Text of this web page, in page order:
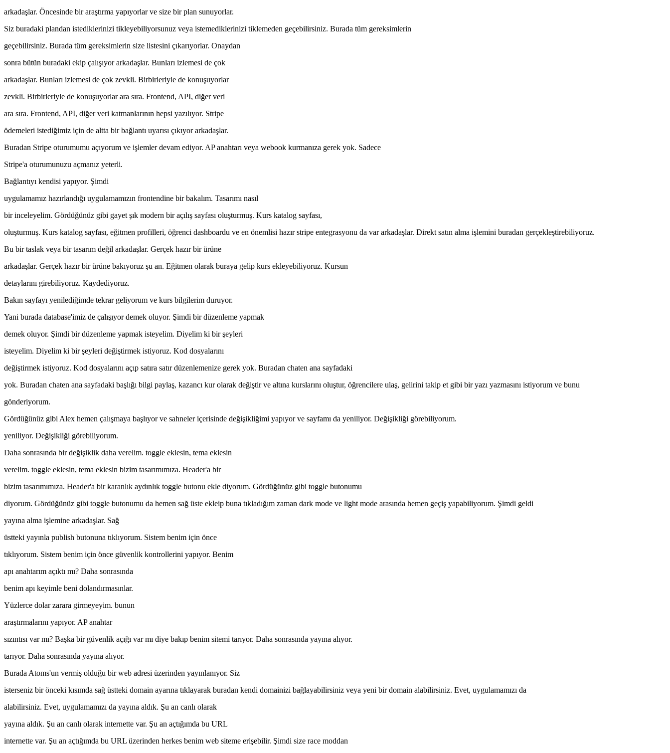
arkadaşlar. Öncesinde bir araştırma yapıyorlar ve size bir plan sunuyorlar.
Siz buradaki plandan istediklerinizi tikleyebiliyorsunuz veya istemediklerinizi tiklemeden geçebilirsiniz. Burada tüm gereksimlerin
geçebilirsiniz. Burada tüm gereksimlerin size listesini çıkarıyorlar. Onaydan
sonra bütün buradaki ekip çalışıyor arkadaşlar. Bunları izlemesi de çok
arkadaşlar. Bunları izlemesi de çok zevkli. Birbirleriyle de konuşuyorlar
zevkli. Birbirleriyle de konuşuyorlar ara sıra. Frontend, API, diğer veri
ara sıra. Frontend, API, diğer veri katmanlarının hepsi yazılıyor. Stripe
ödemeleri istediğimiz için de altta bir bağlantı uyarısı çıkıyor arkadaşlar.
Buradan Stripe oturumumu açıyorum ve işlemler devam ediyor. AP anahtarı veya webook kurmanıza gerek yok. Sadece
Stripe'a oturumunuzu açmanız yeterli.
Bağlantıyı kendisi yapıyor. Şimdi
uygulamamız hazırlandığı uygulamamızın frontendine bir bakalım. Tasarımı nasıl
bir inceleyelim. Gördüğünüz gibi gayet şık modern bir açılış sayfası oluşturmuş. Kurs katalog sayfası,
oluşturmuş. Kurs katalog sayfası, eğitmen profilleri, öğrenci dashboardu ve en önemlisi hazır stripe entegrasyonu da var arkadaşlar. Direkt satın alma işlemini buradan gerçekleştirebiliyoruz.
Bu bir taslak veya bir tasarım değil arkadaşlar. Gerçek hazır bir ürüne
arkadaşlar. Gerçek hazır bir ürüne bakıyoruz şu an. Eğitmen olarak buraya gelip kurs ekleyebiliyoruz. Kursun
detaylarını girebiliyoruz. Kaydediyoruz.
Bakın sayfayı yenilediğimde tekrar geliyorum ve kurs bilgilerim duruyor.
Yani burada database'imiz de çalışıyor demek oluyor. Şimdi bir düzenleme yapmak
demek oluyor. Şimdi bir düzenleme yapmak isteyelim. Diyelim ki bir şeyleri
isteyelim. Diyelim ki bir şeyleri değiştirmek istiyoruz. Kod dosyalarını
değiştirmek istiyoruz. Kod dosyalarını açıp satıra satır düzenlemenize gerek yok. Buradan chaten ana sayfadaki
yok. Buradan chaten ana sayfadaki başlığı bilgi paylaş, kazancı kur olarak değiştir ve altına kurslarını oluştur, öğrencilere ulaş, gelirini takip et gibi bir yazı yazmasını istiyorum ve bunu
gönderiyorum.
Gördüğünüz gibi Alex hemen çalışmaya başlıyor ve sahneler içerisinde değişikliğimi yapıyor ve sayfamı da yeniliyor. Değişikliği görebiliyorum.
yeniliyor. Değişikliği görebiliyorum.
Daha sonrasında bir değişiklik daha verelim. toggle eklesin, tema eklesin
verelim. toggle eklesin, tema eklesin bizim tasarımımıza. Header'a bir
bizim tasarımımıza. Header'a bir karanlık aydınlık toggle butonu ekle diyorum. Gördüğünüz gibi toggle butonumu
diyorum. Gördüğünüz gibi toggle butonumu da hemen sağ üste ekleip buna tıkladığım zaman dark mode ve light mode arasında hemen geçiş yapabiliyorum. Şimdi geldi
yayına alma işlemine arkadaşlar. Sağ
üstteki yayınla publish butonuna tıklıyorum. Sistem benim için önce
tıklıyorum. Sistem benim için önce güvenlik kontrollerini yapıyor. Benim
apı anahtarım açıktı mı? Daha sonrasında
benim apı keyimle beni dolandırmasınlar.
Yüzlerce dolar zarara girmeyeyim. bunun
araştırmalarını yapıyor. AP anahtar
sızıntısı var mı? Başka bir güvenlik açığı var mı diye bakıp benim sitemi tarıyor. Daha sonrasında yayına alıyor.
tarıyor. Daha sonrasında yayına alıyor.
Burada Atoms'un vermiş olduğu bir web adresi üzerinden yayınlanıyor. Siz
isterseniz bir önceki kısımda sağ üstteki domain ayarına tıklayarak buradan kendi domainizi bağlayabilirsiniz veya yeni bir domain alabilirsiniz. Evet, uygulamamızı da
alabilirsiniz. Evet, uygulamamızı da yayına aldık. Şu an canlı olarak
yayına aldık. Şu an canlı olarak internette var. Şu an açtığımda bu URL
internette var. Şu an açtığımda bu URL üzerinden herkes benim web siteme erişebilir. Şimdi size race moddan